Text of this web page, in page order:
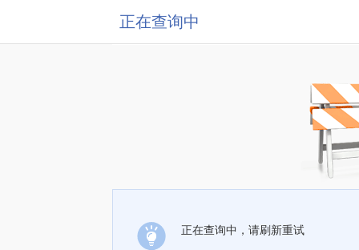
正在查询中
正在查询中，请刷新重试